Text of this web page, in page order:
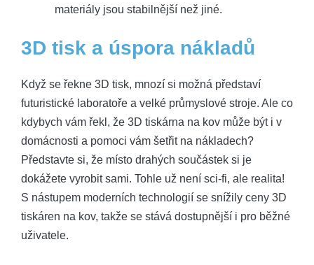
materiály jsou stabilnější než jiné.
3D tisk a úspora nákladů
Když se řekne 3D tisk, mnozí si možná představí
futuristické laboratoře a velké průmyslové stroje. Ale co
kdybych vám řekl, že 3D tiskárna na kov může být i v
domácnosti a pomoci vám šetřit na nákladech?
Představte si, že místo drahých součástek si je
dokážete vyrobit sami. Tohle už není sci-fi, ale realita!
S nástupem moderních technologií se snížily ceny 3D
tiskáren na kov, takže se stává dostupnější i pro běžné
uživatele.